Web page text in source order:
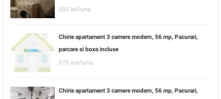
550 lei/luna
Chirie apartament 3 camere modern, 56 mp, Pacurari,
parcare si boxa incluse
570 eur/luna
Chirie apartament 3 camere modern, 56 mp, Pacurari,